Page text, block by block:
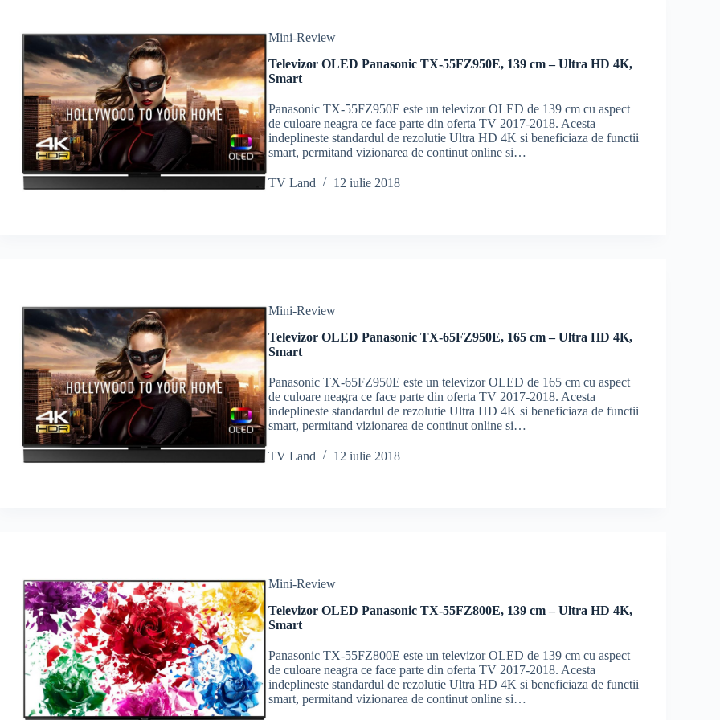
Mini-Review
Televizor OLED Panasonic TX-55FZ950E, 139 cm – Ultra HD 4K,
Smart
Panasonic TX-55FZ950E este un televizor OLED de 139 cm cu aspect
de culoare neagra ce face parte din oferta TV 2017-2018. Acesta
indeplineste standardul de rezolutie Ultra HD 4K si beneficiaza de functii
smart, permitand vizionarea de continut online si…
TV Land 12 iulie 2018
Mini-Review
Televizor OLED Panasonic TX-65FZ950E, 165 cm – Ultra HD 4K,
Smart
Panasonic TX-65FZ950E este un televizor OLED de 165 cm cu aspect
de culoare neagra ce face parte din oferta TV 2017-2018. Acesta
indeplineste standardul de rezolutie Ultra HD 4K si beneficiaza de functii
smart, permitand vizionarea de continut online si…
TV Land 12 iulie 2018
Mini-Review
Televizor OLED Panasonic TX-55FZ800E, 139 cm – Ultra HD 4K,
Smart
Panasonic TX-55FZ800E este un televizor OLED de 139 cm cu aspect
de culoare neagra ce face parte din oferta TV 2017-2018. Acesta
indeplineste standardul de rezolutie Ultra HD 4K si beneficiaza de functii
smart, permitand vizionarea de continut online si…